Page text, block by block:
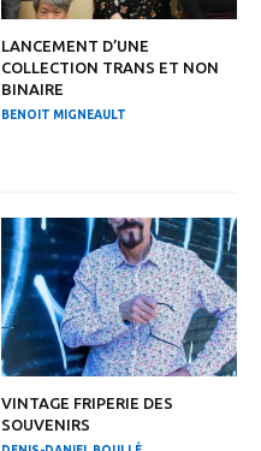
LANCEMENT D’UNE
COLLECTION TRANS ET NON
BINAIRE
BENOIT MIGNEAULT
VINTAGE FRIPERIE DES
SOUVENIRS